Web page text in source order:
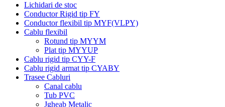
Lichidari de stoc
Conductor Rigid tip FY
Conductor flexibil tip MYF(VLPY)
Cablu flexibil
Rotund tip MYYM
Plat tip MYYUP
Cablu rigid tip CYY-F
Cablu rigid armat tip CYABY
Trasee Cabluri
Canal cablu
Tub PVC
Jgheab Metalic